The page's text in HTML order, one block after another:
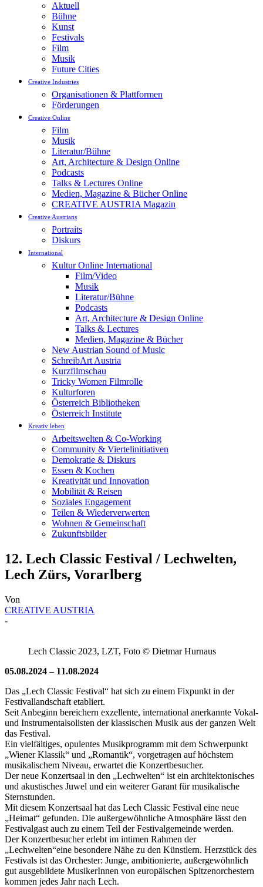
Aktuell
Bühne
Kunst
Festivals
Film
Musik
Future Cities
Creative Industries
Organisationen & Plattformen
Förderungen
Creative Online
Film
Musik
Literatur/Bühne
Art, Architecture & Design Online
Podcasts
Talks & Lectures Online
Medien, Magazine & Bücher Online
CREATIVE AUSTRIA Magazin
Creative Austrians
Portraits
Diskurs
International
Kultur Online International
Film/Video
Musik
Literatur/Bühne
Podcasts
Art, Architecture & Design Online
Talks & Lectures
Medien, Magazine & Bücher
New Austrian Sound of Music
SchreibArt Austria
Kurzfilmschau
Tricky Women Filmrolle
Kulturforen
Österreich Bibliotheken
Österreich Institute
Kreativ leben
Arbeitswelten & Co-Working
Community & Viertelinitiativen
Demokratie & Diskurs
Essen & Kochen
Kreativität und Innovation
Mobilität & Reisen
Soziales Engagement
Teilen & Wiederverwerten
Wohnen & Gemeinschaft
Zukunftsbilder
12. Lech Classic Festival / Lechwelten,
Lech Zürs, Vorarlberg
Von
CREATIVE AUSTRIA
-
Lech Classic 2023, LZT, Foto © Dietmar Hurnaus
05.08.2024 – 11.08.2024
Das „Lech Classic Festival“ hat sich zu einem Fixpunkt in der
Festivallandschaft etabliert.
Seit Anbeginn bereichern exzellente, international anerkannte Vokal-
und Instrumentalsolisten der klassischen Musik aus der ganzen Welt
das Festival.
Ein vielfältiges, opulentes Musikprogramm mit dem Schwerpunkt
„Wiener Klassik“ und „Romantik“, vorgetragen auf höchstem
musikalischem Niveau, erwartet die Konzertbesucher.
Der neue Konzertsaal in den „Lechwelten“ ist ein architektonisches
und akustisches Juwel und ein weiterer Garant für musikalische
Sternstunden.
Mit diesem Konzertsaal hat das Lech Classic Festival eine neue
„Heimat“ gefunden. Die außergewöhnliche Atmosphäre lässt den
Festivalgast auch zu einem Teil der Festivalgemeinde werden.
Der Konzertbesucher erlebt im intimen Rahmen der
„Lechwelten“eine besondere Nähe zu den Künstlern. Herzstück des
Festivals ist das Orchester: Junge, ambitionierte, außergewöhnlich
gut ausgebildete MusikerInnen von europäischen Spitzenorchestern
kommen jedes Jahr nach Lech.